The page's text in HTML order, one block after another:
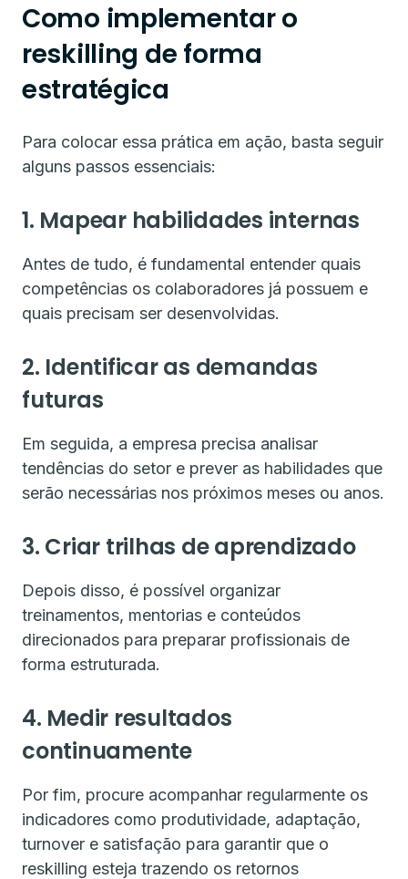
Como implementar o
reskilling de forma
estratégica
Para colocar essa prática em ação, basta seguir
alguns passos essenciais:
1. Mapear habilidades internas
Antes de tudo, é fundamental entender quais
competências os colaboradores já possuem e
quais precisam ser desenvolvidas.
2. Identificar as demandas
futuras
Em seguida, a empresa precisa analisar
tendências do setor e prever as habilidades que
serão necessárias nos próximos meses ou anos.
3. Criar trilhas de aprendizado
Depois disso, é possível organizar
treinamentos, mentorias e conteúdos
direcionados para preparar profissionais de
forma estruturada.
4. Medir resultados
continuamente
Por fim, procure acompanhar regularmente os
indicadores como produtividade, adaptação,
turnover e satisfação para garantir que o
reskilling esteja trazendo os retornos